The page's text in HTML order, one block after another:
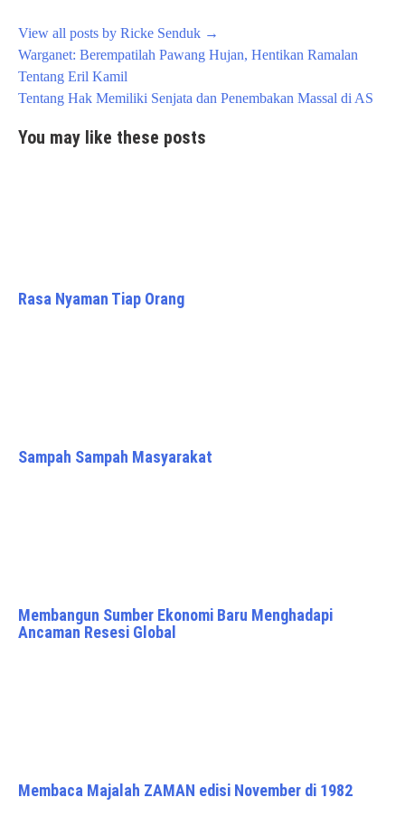
View all posts by Ricke Senduk →
Post
navigation
Warganet: Berempatilah Pawang Hujan, Hentikan Ramalan
Tentang Eril Kamil
Tentang Hak Memiliki Senjata dan Penembakan Massal di AS
You may like these posts
Rasa Nyaman Tiap Orang
Sampah Sampah Masyarakat
Membangun Sumber Ekonomi Baru Menghadapi
Ancaman Resesi Global
Membaca Majalah ZAMAN edisi November di 1982